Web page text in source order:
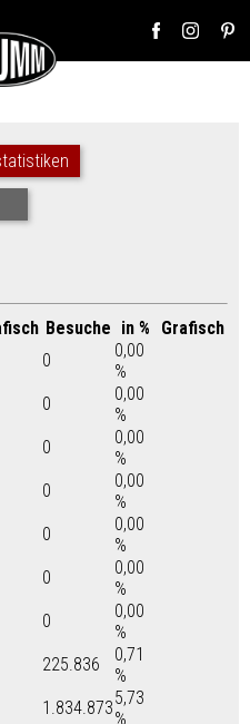
Besuche in %
Grafisch
0
0,00
%
0
0,00
%
0
0,00
%
0
0,00
%
0
0,00
%
0
0,00
%
0
0,00
%
225.836
0,71
%
1.834.8735,73
%